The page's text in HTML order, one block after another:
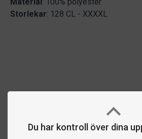
Du har kontroll över dina
Storlekar: 128 CL - XXXXL